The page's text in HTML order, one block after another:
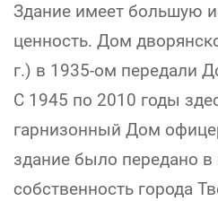
Здание имеет большую
ценность. Дом
г.) в 1935-ом передали
С 1945 по 2010 годы
гарнизонный Дом
здание было передано
собственность города